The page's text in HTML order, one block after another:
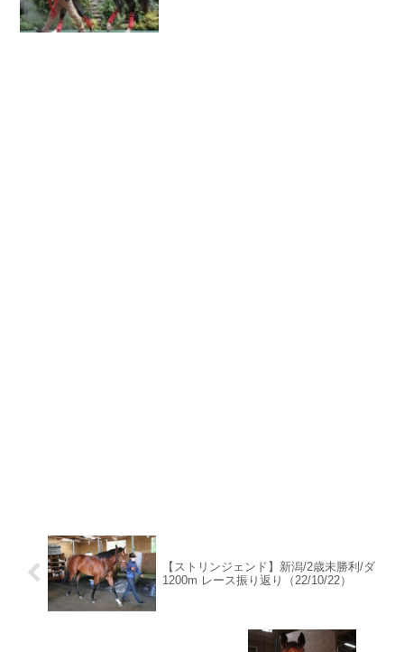
【ストリンジェンド】新潟/2歳未勝利/ダ
1200m レース振り返り（22/10/22）